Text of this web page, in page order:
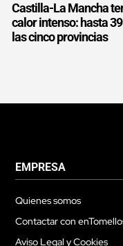
Castilla-La Mancha
calor intenso: hasta
las cinco provincias
EMPRESA
Quienes somos
Contactar con
Aviso Legal y Cookies